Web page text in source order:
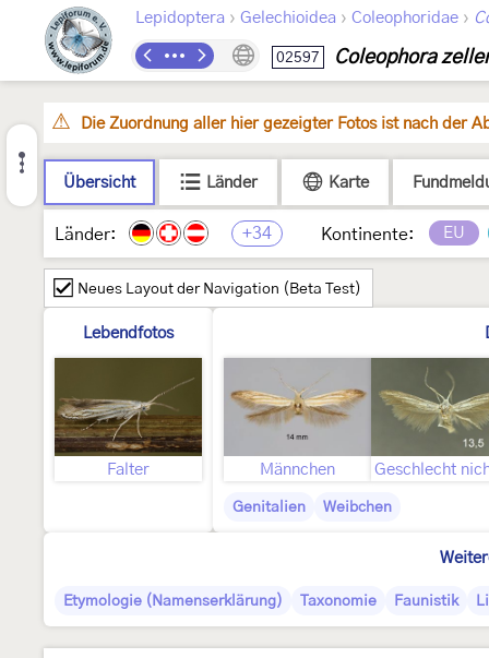
Lepidoptera › Gelechioidea › Coleophoridae ›
02597 Coleophora
Die Zuordnung aller hier gezeigter Fotos ist nach der
Übersicht Länder Karte
Länder: +34 Kontinente: EU
Neues Layout der Navigation (Beta Test)
Lebendfotos
Falter Männchen
Genitalien Weibchen
Etymologie (Namenserklärung) Taxonomie Faunistik